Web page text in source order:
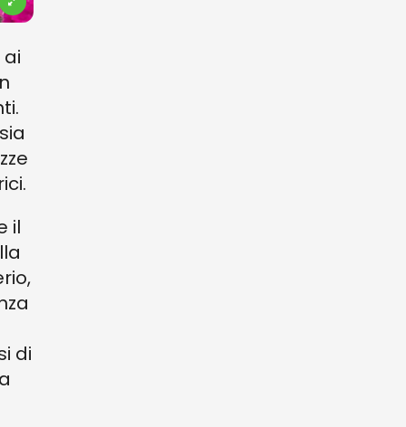
il
di